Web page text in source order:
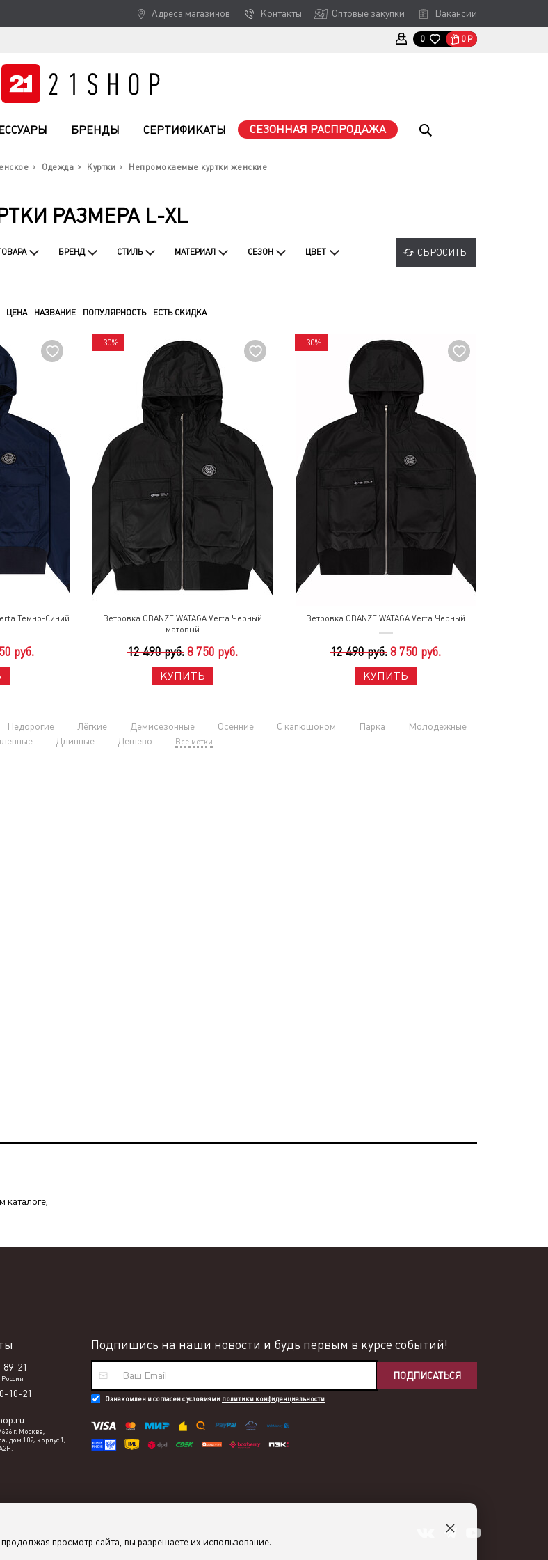
Адреса магазинов Контакты Оптовые закупки Вакансии
0 0 Р
БРЕНДЫ СЕРТИФИКАТЫ СЕЗОННАЯ РАСПРОДАЖА
Одежда Куртки Непромокаемые куртки женские
РАЗМЕРА L-XL
БРЕНД СТИЛЬ МАТЕРИАЛ СЕЗОН ЦВЕТ СБРОСИТЬ
ЦЕНА НАЗВАНИЕ ПОПУЛЯРНОСТЬ ЕСТЬ СКИДКА
Темно-Синий
руб.
- 30%
Ветровка OBANZE WATAGA Verta Черный
матовый
12 490 руб. 8 750 руб.
КУПИТЬ
- 30%
Ветровка OBANZE WATAGA Verta Черный
12 490 руб. 8 750 руб.
КУПИТЬ
Недорогие Лёгкие Демисезонные Осенние С капюшоном Парка
Молодежные
Длинные Дешево Все метки
каталоге;
Подпишись на наши новости и будь первым в курсе событий!
ПОДПИСАТЬСЯ
Ознакомлен и согласен с условиями политики конфиденциальности
89-21
10-21
г. Москва,
дом 102, корпус 1,
просмотр сайта, вы разрешаете их использование.
×